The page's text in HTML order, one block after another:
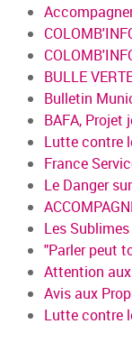
BULLE
Bulletin
BAFA, Projet
Lutte contre
France
Le Danger
Les
"Parler peut
Attention
Avis aux
Lutte contre